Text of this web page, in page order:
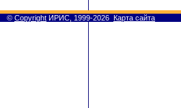
© Copyright ИРИС, 1999-2026 Карта сайта